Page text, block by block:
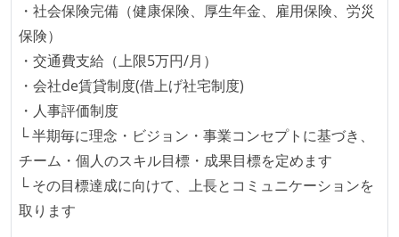
ほとんどのプロダクトコードに単体テストを記述、実
施している
ほとんどの機能に受け入れテストを記述、実施してい
る
機能の実装と同時にテストコードを記述している
想定される複数環境での品質チェックを義務づけてい
る
アジャイル実践状況
・社会保険完備（健康保険、厚生年金、雇用保険、労災
保険）
・交通費支給（上限5万円/月）
・会社de賃貸制度(借上げ社宅制度)
・人事評価制度
└ 半期毎に理念・ビジョン・事業コンセプトに基づき、
チーム・個人のスキル目標・成果目標を定めます
└ その目標達成に向けて、上長とコミュニケーションを
取ります